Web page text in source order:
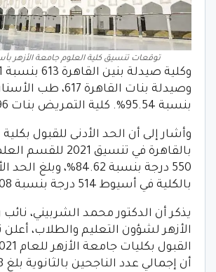
توقعات تنسيق كلية العلوم جامعة الأزهر
بنسبة 95.54%. كلية التمريض بنات 596.
وأشار إلى أن الحد الأدنى للقبول
بالقاهرة في تنسيق
550 درجة بنسبة 84.62%،
بالكلية في أسيوط 514 درجة بنسبة 79.08%.
يذكر أن الدكتور محمد الشربيني،
الأزهر لشؤون التعليم والطلاب،